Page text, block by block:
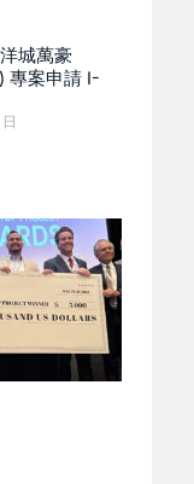
城萬豪
專案申請 I-